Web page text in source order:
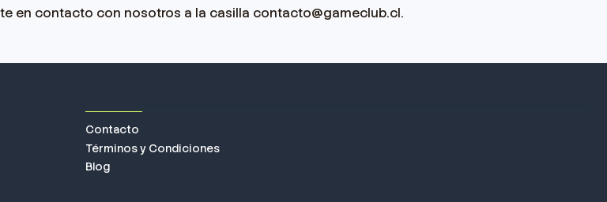
en contacto con nosotros a la casilla contacto@gameclub.cl.
Contacto
Términos y Condiciones
Blog